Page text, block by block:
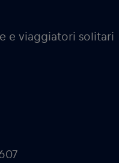
e viaggiatori solitari